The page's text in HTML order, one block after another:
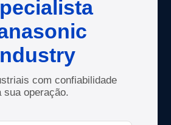
com confiabilidade
sua operação.